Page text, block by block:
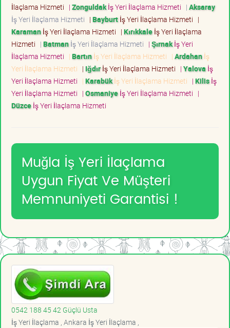
İlaçlama Hizmeti | Zonguldakİş Yeri İlaçlama Hizmeti | Aksaray
İş Yeri İlaçlama Hizmeti | Bayburtİş Yeri İlaçlama Hizmeti |
Karamanİş Yeri İlaçlama Hizmeti | Kırıkkaleİş Yeri İlaçlama
Hizmeti | Batmanİş Yeri İlaçlama Hizmeti | Şırnakİş Yeri
İlaçlama Hizmeti | Bartınİş Yeri İlaçlama Hizmeti | Ardahanİş
Yeri İlaçlama Hizmeti | Iğdırİş Yeri İlaçlama Hizmeti | Yalova İş
Yeri İlaçlama Hizmeti | Karabükİş Yeri İlaçlama Hizmeti | Kilisİş
Yeri İlaçlama Hizmeti | Osmaniyeİş Yeri İlaçlama Hizmeti |
Düzceİş Yeri İlaçlama Hizmeti
Muğla İş Yeri İlaçlama
Uygun Fiyat Ve Müşteri
Memnuniyeti Garantisi !
0542 188 45 42 Güçlü Usta
İş Yeri İlaçlama , Ankara İş Yeri İlaçlama ,